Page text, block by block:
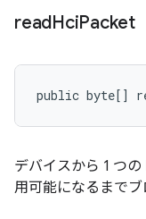
readHciPacket
public byte[]
デバイスから 1 つ
用可能になるまでブ